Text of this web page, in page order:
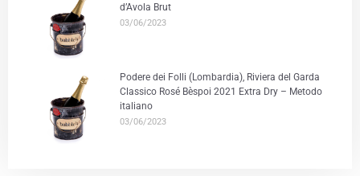
d’Avola Brut
03/06/2023
Podere dei Folli (Lombardia), Riviera del Garda
Classico Rosé Bèspoi 2021 Extra Dry – Metodo
italiano
03/06/2023